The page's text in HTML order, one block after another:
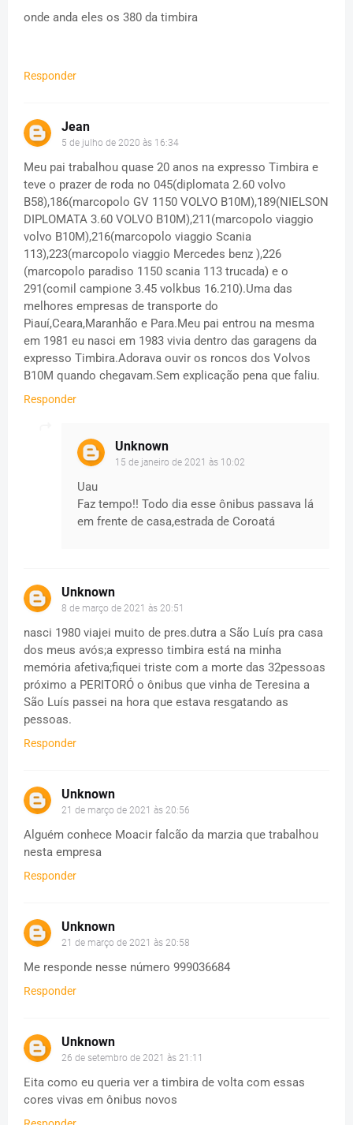
onde anda eles os 380 da timbira
Responder
Jean
5 de julho de 2020 às 16:34
Meu pai trabalhou quase 20 anos na expresso Timbira e
teve o prazer de roda no 045(diplomata 2.60 volvo
B58),186(marcopolo GV 1150 VOLVO B10M),189(NIELSON
DIPLOMATA 3.60 VOLVO B10M),211(marcopolo viaggio
volvo B10M),216(marcopolo viaggio Scania
113),223(marcopolo viaggio Mercedes benz ),226
(marcopolo paradiso 1150 scania 113 trucada) e o
291(comil campione 3.45 volkbus 16.210).Uma das
melhores empresas de transporte do
Piauí,Ceara,Maranhão e Para.Meu pai entrou na mesma
em 1981 eu nasci em 1983 vivia dentro das garagens da
expresso Timbira.Adorava ouvir os roncos dos Volvos
B10M quando chegavam.Sem explicação pena que faliu.
Responder
Unknown
15 de janeiro de 2021 às 10:02
Uau
Faz tempo!! Todo dia esse ônibus passava lá
em frente de casa,estrada de Coroatá
Unknown
8 de março de 2021 às 20:51
nasci 1980 viajei muito de pres.dutra a São Luís pra casa
dos meus avós;a expresso timbira está na minha
memória afetiva;fiquei triste com a morte das 32pessoas
próximo a PERITORÓ o ônibus que vinha de Teresina a
São Luís passei na hora que estava resgatando as
pessoas.
Responder
Unknown
21 de março de 2021 às 20:56
Alguém conhece Moacir falcão da marzia que trabalhou
nesta empresa
Responder
Unknown
21 de março de 2021 às 20:58
Me responde nesse número 999036684
Responder
Unknown
26 de setembro de 2021 às 21:11
Eita como eu queria ver a timbira de volta com essas
cores vivas em ônibus novos